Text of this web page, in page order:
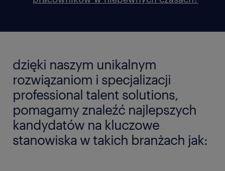
dzięki naszym unikalnym
rozwiązaniom i specjalizacji
professional talent solutions,
pomagamy znaleźć najlepszych
kandydatów na kluczowe
stanowiska w takich branżach jak: